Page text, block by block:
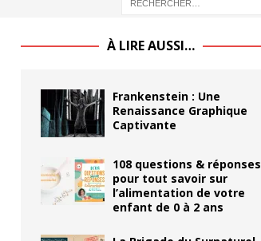
À LIRE AUSSI…
Frankenstein : Une
Renaissance Graphique
Captivante
108 questions & réponses
pour tout savoir sur
l’alimentation de votre
enfant de 0 à 2 ans